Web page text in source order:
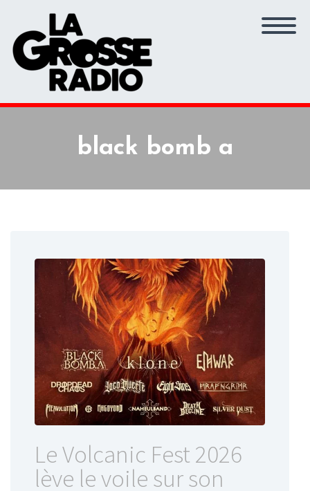
black bomb a
Le Volcanic Fest 2026
lève le voile sur son